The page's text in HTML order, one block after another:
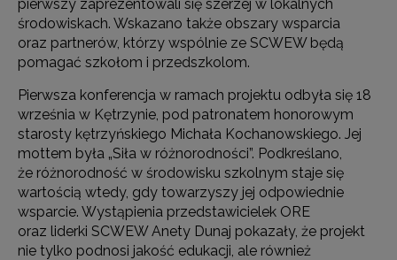
pierwszy zaprezentowali się szerzej w lokalnych
środowiskach. Wskazano także obszary wsparcia
oraz partnerów, którzy wspólnie ze SCWEW będą
pomagać szkołom i przedszkolom.
Pierwsza konferencja w ramach projektu odbyła się 18
września w Kętrzynie, pod patronatem honorowym
starosty kętrzyńskiego Michała Kochanowskiego. Jej
mottem była „Siła w różnorodności”. Podkreślano,
że różnorodność w środowisku szkolnym staje się
wartością wtedy, gdy towarzyszy jej odpowiednie
wsparcie. Wystąpienia przedstawicielek ORE
oraz liderki SCWEW Anety Dunaj pokazały, że projekt
nie tylko podnosi jakość edukacji, ale również